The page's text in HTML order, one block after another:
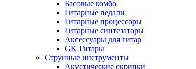
Басовые комбо
Гитарные педали
Гитарные процессоры
Гитарные синтезаторы
Аксессуары для гитар
GK Гитары
Струнные инструменты
Акустические скрипки